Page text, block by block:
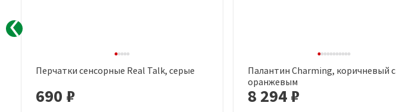
Быстрый просмотр
Перчатки сенсорные Real Talk, серые
690 ₽
Быстрый просмотр
Палантин Charming, коричневый с
оранжевым
8 294 ₽